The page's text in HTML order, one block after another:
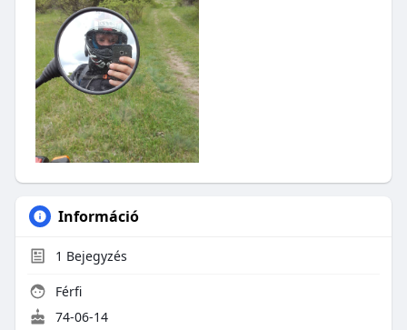
Információ
1 Bejegyzés
Férfi
74-06-14